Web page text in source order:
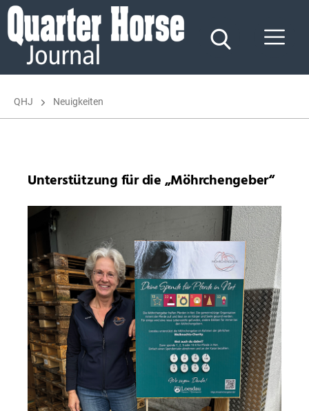
Quarter
Horse
Journal
QHJ Neuigkeiten
Unterstützung für die „Möhrchengeber“